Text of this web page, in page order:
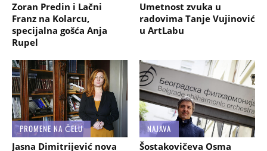
Zoran Predin i Lačni
Franz na Kolarcu,
specijalna gošća Anja
Rupel
Umetnost zvuka u
radovima Tanje Vujinović
u ArtLabu
PROMENE NA ČELU
Jasna Dimitrijević nova
NAJAVA
Šostakovičeva Osma